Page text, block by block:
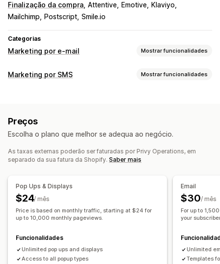
Finalização da compra Attentive Emotive
Klaviyo
Mailchimp
Postscript Smile.io
Categorias
Marketing por e-mail Mostrar funcionalidades
Tipos de campanhas
E-mails de venda cruzada
E-mails de finalização da compra Intenção de saída
Carrinho abandonado Abandono de navegação
E-mails de boas-vindas
E-mails de seguimento
E-mails de reposição em stock
E-mail de recuperação
Campanhas gota a gota
Campanhas personalizadas
Gestão de campanhas
Domínios de e-mail
Recolha de consentimento
Lista de captura de e-mails
Lista de captura de SMS
Marketing por SMS Mostrar funcionalidades
Mensagens personalizadas
Modelos Segmentação Segmentos personalizados
Ativação
Mensagens de aniversário
Códigos de desconto
Rastreio de encomendas
Mensagens de boas-vindas
Campanhas de recuperação
Preços
Escolha o plano que melhor se adequa ao negócio.
As taxas externas poderão ser faturadas por Privy Operations, em
separado da sua fatura da Shopify. Saber mais
Pop Ups & Displays
$24/ mês
Price is based on monthly traffic, starting at $24 for
up to 10,000 monthly pageviews.
Funcionalidades
Unlimited pop ups and displays
Access to all popup types
Email
$30/ mês
For up to
your
Unlimited
Templates